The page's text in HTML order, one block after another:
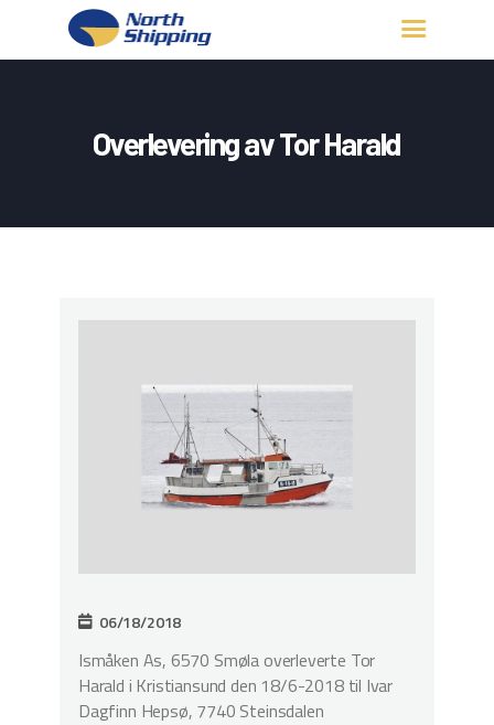
Overlevering av Tor Harald
OM OSS
KONTAKT OSS
06/18/2018
Ismåken As, 6570 Smøla overleverte Tor
Harald i Kristiansund den 18/6-2018 til Ivar
Dagfinn Hepsø, 7740 Steinsdalen